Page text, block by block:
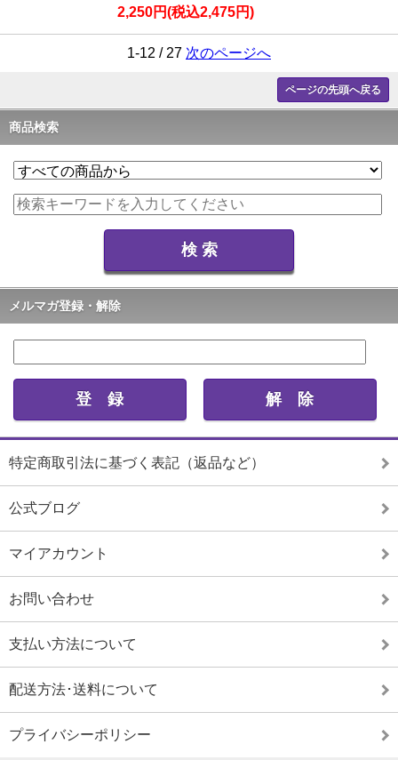
2,250円(税込2,475円)
1-12 / 27 次のページへ
ページの先頭へ戻る
商品検索
メルマガ登録・解除
特定商取引法に基づく表記（返品など）
公式ブログ
マイアカウント
お問い合わせ
支払い方法について
配送方法･送料について
プライバシーポリシー